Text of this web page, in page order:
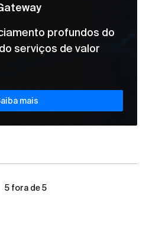
profundos do
serviços de valor
mais
5 fora de 5